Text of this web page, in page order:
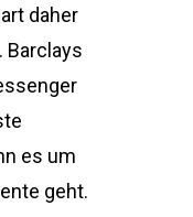
daher
es um
geht.